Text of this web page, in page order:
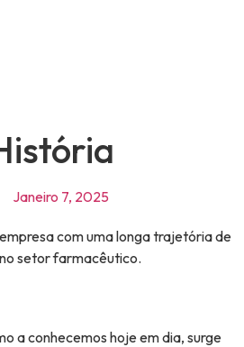
Janeiro 7, 2025
com uma longa trajetória de
setor farmacêutico.
a conhecemos hoje em dia, surge